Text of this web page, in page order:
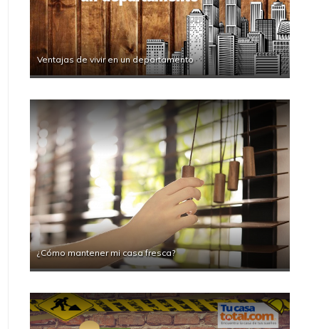
Ventajas de vivir en un departamento
¿Cómo mantener mi casa fresca?